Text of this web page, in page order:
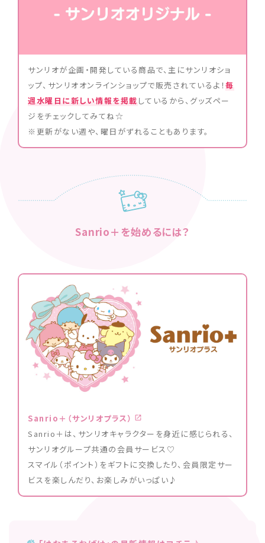
サンリオが企画・開発している商品で、主にサンリオショ
ップ、サンリオオンラインショップで販売されているよ！毎
週水曜日に新しい情報を掲載 しているから、グッズペー
ジをチェックしてみてね☆
※更新がない週や、曜日がずれることもあります。
Sanrio＋を始めるには？
Sanrio＋（サンリオプラス）
Sanrio＋は、サンリオキャラクターを身近に感じられる、
サンリオグループ共通の会員サービス♡
スマイル（ポイント）をギフトに交換したり、会員限定サー
ビスを楽しんだり、お楽しみがいっぱい♪